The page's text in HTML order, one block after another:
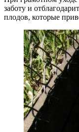
заботу и
плодов, которые